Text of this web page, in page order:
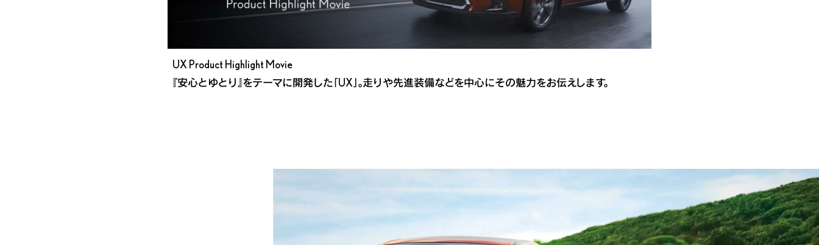
UX Product Highlight Movie
『安心とゆとり』をテーマに開発した「UX」。走りや先進装備などを中心にその魅力をお伝えします。